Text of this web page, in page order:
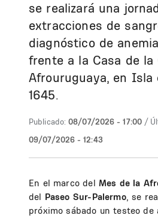
se realizará una
extracciones de
diagnóstico de
frente a la Casa de la
Afrouruguaya, en Isla
1645.
Publicado: 08/07/2026 - 17:00 /
09/07/2026 - 12:43
En el marco del Mes de la
del Paseo Sur-Palermo, se
próximo sábado un testeo de